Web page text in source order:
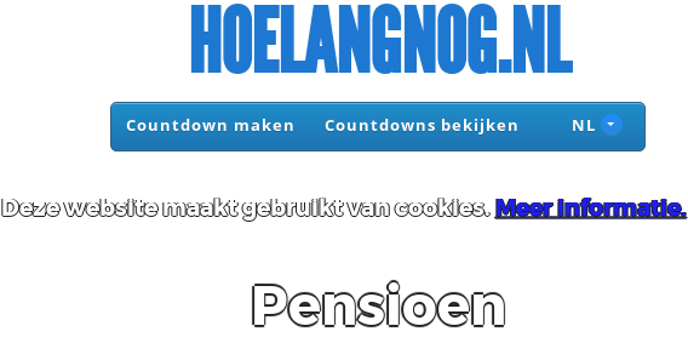
HOELANGNOG.NL
Countdown maken Countdowns bekijken NL
Deze website maakt gebruikt van cookies.Meer informatie.
Pensioen